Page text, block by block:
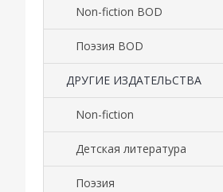
Non-fiction BOD
Поэзия BOD
ДРУГИЕ ИЗДАТЕЛЬСТВА
Non-fiction
Детская литература
Поэзия